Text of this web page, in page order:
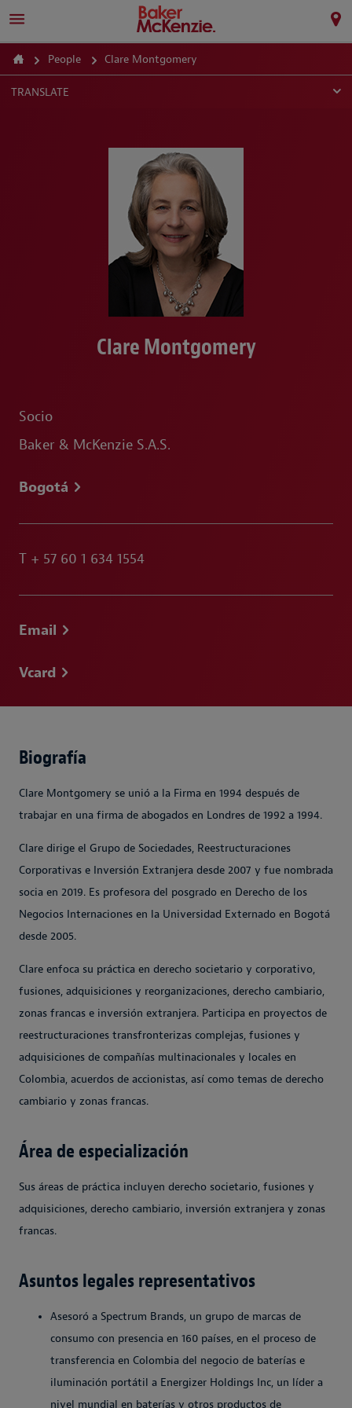
People Clare Montgomery
TRANSLATE
Clare Montgomery
Socio
Baker & McKenzie S.A.S.
Bogotá
T + 57 60 1 634 1554
Email
Vcard
Biografía
Clare Montgomery se unió a la Firma en 1994 después de
trabajar en una firma de abogados en Londres de 1992 a 1994.
Clare dirige el Grupo de Sociedades, Reestructuraciones
Corporativas e Inversión Extranjera desde 2007 y fue nombrada
socia en 2019. Es profesora del posgrado en Derecho de los
Negocios Internaciones en la Universidad Externado en Bogotá
desde 2005.
Clare enfoca su práctica en derecho societario y corporativo,
fusiones, adquisiciones y reorganizaciones, derecho cambiario,
zonas francas e inversión extranjera. Participa en proyectos de
reestructuraciones transfronterizas complejas, fusiones y
adquisiciones de compañías multinacionales y locales en
Colombia, acuerdos de accionistas, así como temas de derecho
cambiario y zonas francas.
Área de especialización
Sus áreas de práctica incluyen derecho societario, fusiones y
adquisiciones, derecho cambiario, inversión extranjera y zonas
francas.
Asuntos legales representativos
Asesoró a Spectrum Brands, un grupo de marcas de
consumo con presencia en 160 países, en el proceso de
transferencia en Colombia del negocio de baterías e
iluminación portátil a Energizer Holdings Inc, un líder a
nivel mundial en baterías y otros productos de